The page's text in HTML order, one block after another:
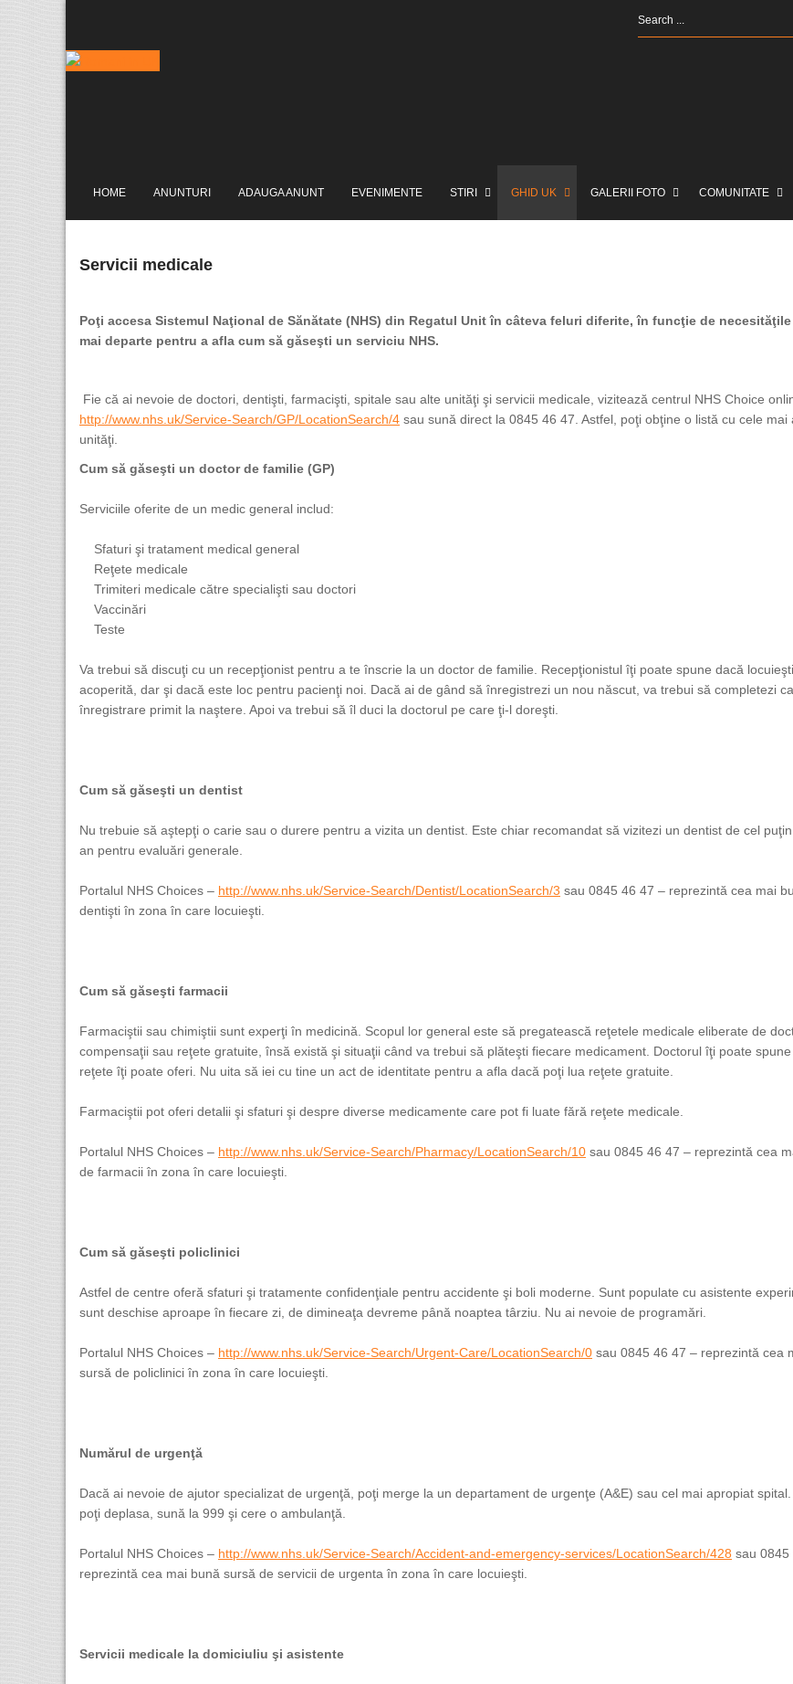
HOME ANUNTURI ADAUGA ANUNT EVENIMENTE STIRI GHID UK GALERII FOTO COMUNITATE
Servicii medicale
Poţi accesa Sistemul Naţional de Sănătate (NHS) din Regatul Unit în câteva feluri diferite, în funcţie de
mai departe pentru a afla cum să găseşti un serviciu NHS.
Fie că ai nevoie de doctori, dentişti, farmacişti, spitale sau alte unităţi şi servicii medicale, vizitează centrul NHS Choice
http://www.nhs.uk/Service-Search/GP/LocationSearch/4 sau sună direct la 0845 46 47. Astfel, poţi obţine o listă cu cele mai
unităţi.
Cum să găseşti un doctor de familie (GP)
Serviciile oferite de un medic general includ:
Sfaturi şi tratament medical general
Reţete medicale
Trimiteri medicale către specialişti sau doctori
Vaccinări
Teste
Va trebui să discuţi cu un recepţionist pentru a te înscrie la un doctor de familie. Recepţionistul îţi poate spune dacă
acoperită, dar şi dacă este loc pentru pacienţi noi. Dacă ai de gând să înregistrezi un nou născut, va trebui să completezi
înregistrare primit la naştere. Apoi va trebui să îl duci la doctorul pe care ţi-l doreşti.
Cum să găseşti un dentist
Nu trebuie să aştepţi o carie sau o durere pentru a vizita un dentist. Este chiar recomandat să vizitezi un dentist de cel
an pentru evaluări generale.
Portalul NHS Choices – http://www.nhs.uk/Service-Search/Dentist/LocationSearch/3 sau 0845 46 47 – reprezintă cea mai
dentişti în zona în care locuieşti.
Cum să găseşti farmacii
Farmaciştii sau chimiştii sunt experţi în medicină. Scopul lor general este să pregatească reţetele medicale eliberate de
compensaţii sau reţete gratuite, însă există şi situaţii când va trebui să plăteşti fiecare medicament. Doctorul îţi poate
reţete îţi poate oferi. Nu uita să iei cu tine un act de identitate pentru a afla dacă poţi lua reţete gratuite.
Farmaciştii pot oferi detalii şi sfaturi şi despre diverse medicamente care pot fi luate fără reţete medicale.
Portalul NHS Choices – http://www.nhs.uk/Service-Search/Pharmacy/LocationSearch/10 sau 0845 46 47 – reprezintă cea
de farmacii în zona în care locuieşti.
Cum să găseşti policlinici
Astfel de centre oferă sfaturi şi tratamente confidenţiale pentru accidente şi boli moderne. Sunt populate cu asistente
sunt deschise aproape în fiecare zi, de dimineaţa devreme până noaptea târziu. Nu ai nevoie de programări.
Portalul NHS Choices – http://www.nhs.uk/Service-Search/Urgent-Care/LocationSearch/0 sau 0845 46 47 – reprezintă cea
sursă de policlinici în zona în care locuieşti.
Numărul de urgenţă
Dacă ai nevoie de ajutor specializat de urgenţă, poţi merge la un departament de urgenţe (A&E) sau cel mai apropiat
poţi deplasa, sună la 999 şi cere o ambulanţă.
Portalul NHS Choices – http://www.nhs.uk/Service-Search/Accident-and-emergency-services/LocationSearch/428 sau 0845
reprezintă cea mai bună sursă de servicii de urgenta în zona în care locuieşti.
Servicii medicale la domiciuliu şi asistente